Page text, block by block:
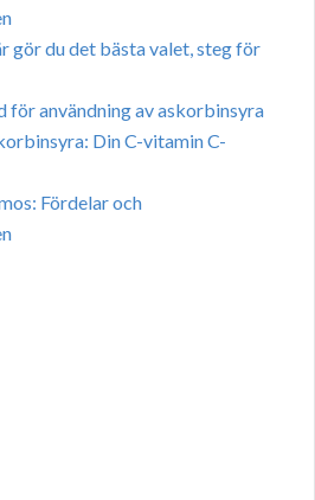
gör du det bästa valet, steg för
för användning av askorbinsyra
Din C-vitamin C-
Fördelar och